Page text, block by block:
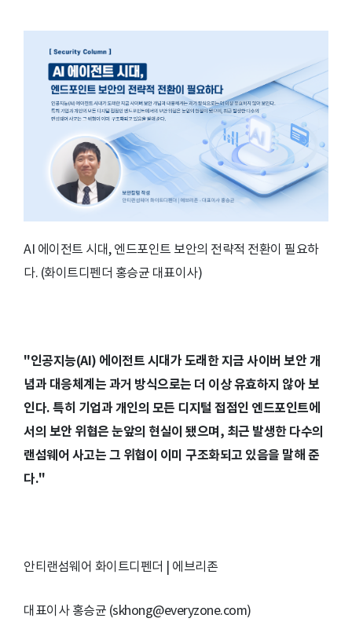
AI 에이전트 시대, 엔드포인트 보안의 전략적 전환이 필요하
다. (화이트디펜더 홍승균 대표이사)
"인공지능(AI) 에이전트 시대가 도래한 지금 사이버 보안 개
념과 대응체계는 과거 방식으로는 더 이상 유효하지 않아 보
인다. 특히 기업과 개인의 모든 디지털 접점인 엔드포인트에
서의 보안 위협은 눈앞의 현실이 됐으며, 최근 발생한 다수의
랜섬웨어 사고는 그 위협이 이미 구조화되고 있음을 말해 준
다."
안티랜섬웨어 화이트디펜더 | 에브리존
대표이사 홍승균 (skhong@everyzone.com)